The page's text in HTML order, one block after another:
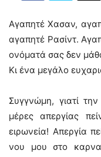
Αγαπητέ Χασαν,
αγαπητέ Ρασίντ.
ονόματά σας δεν
Κι ένα μεγάλο
Συγγνώμη, γιατί
μέρες απεργίας
ειρωνεία! Απεργία
νου μου στο